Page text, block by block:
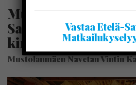
Mustolanmäen
Sadon antimia ja
kirppisaarteita |
Mustolanmäen Navetan Vintin
Vastaa Etelä-